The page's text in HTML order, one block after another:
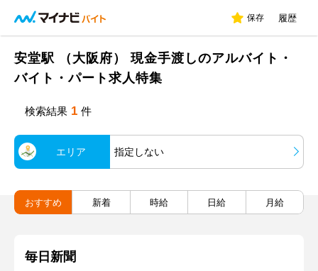
保存 履歴
安堂駅 （大阪府） 現金手渡しのアルバイト・
バイト・パート求人特集
検索結果 1 件
エリア 指定しない
おすすめ 新着 時給 日給 月給
毎日新聞